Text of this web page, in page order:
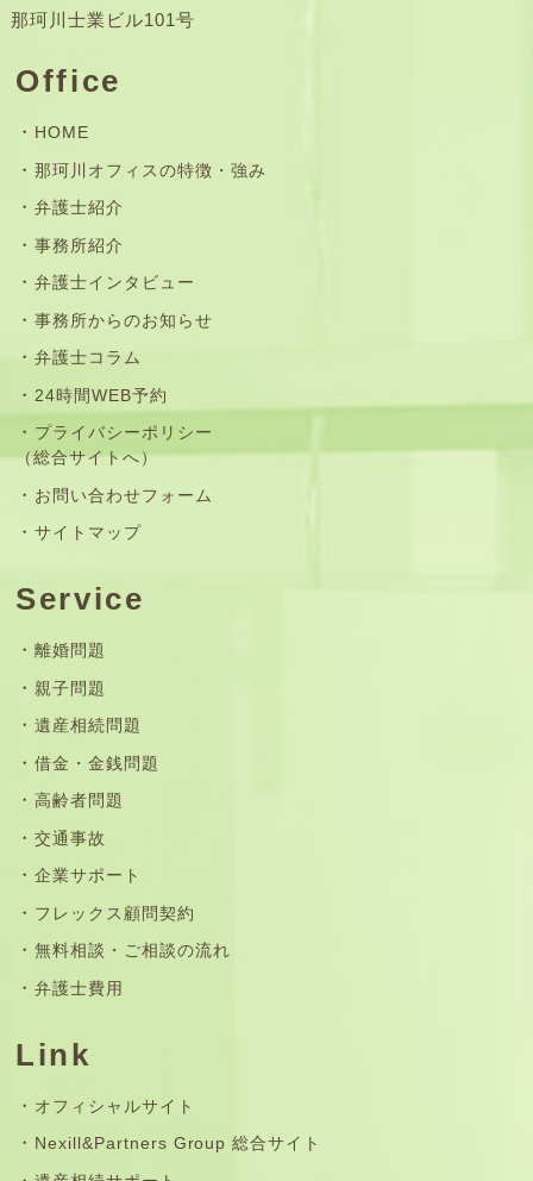
那珂川士業ビル101号
Office
HOME
那珂川オフィスの特徴・強み
弁護士紹介
事務所紹介
弁護士インタビュー
事務所からのお知らせ
弁護士コラム
24時間WEB予約
プライバシーポリシー
（総合サイトへ）
お問い合わせフォーム
サイトマップ
Service
離婚問題
親子問題
遺産相続問題
借金・金銭問題
高齢者問題
交通事故
企業サポート
フレックス顧問契約
無料相談・ご相談の流れ
弁護士費用
Link
オフィシャルサイト
Nexill&Partners Group 総合サイト